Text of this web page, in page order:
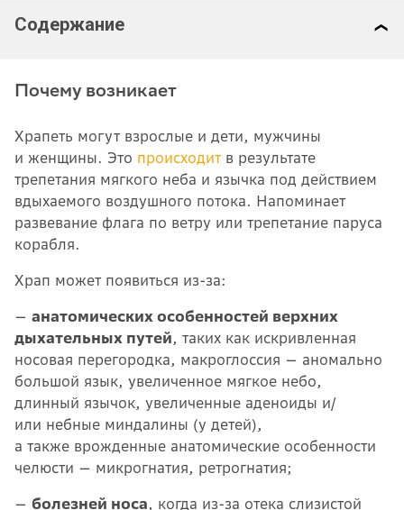
Содержание
Почему возникает
Храпеть могут взрослые и дети, мужчины
и женщины. Это происходит в результате
трепетания мягкого неба и язычка под действием
вдыхаемого воздушного потока. Напоминает
развевание флага по ветру или трепетание паруса
корабля.
Храп может появиться из-за:
— анатомических особенностей верхних
дыхательных путей, таких как искривленная
носовая перегородка, макроглоссия — аномально
большой язык, увеличенное мягкое небо,
длинный язычок, увеличенные аденоиды и/
или небные миндалины (у детей),
а также врожденные анатомические особенности
челюсти — микрогнатия, ретрогнатия;
— болезней носа, когда из-за отека слизистой